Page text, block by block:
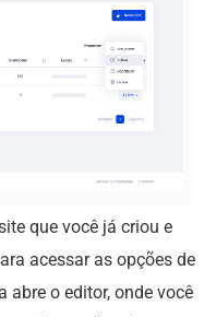
que você já criou e
acessar as opções de
abre o editor, onde você